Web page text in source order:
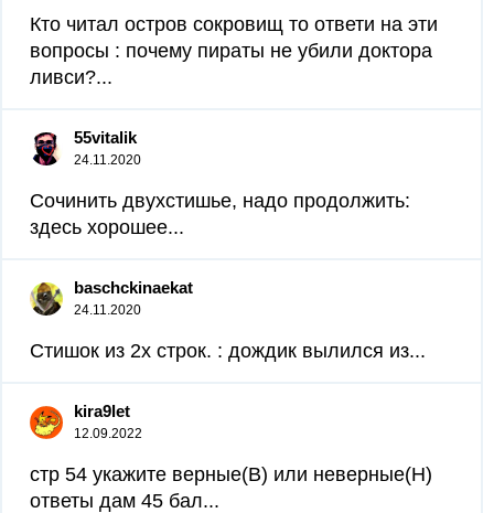
Кто читал остров сокровищ то ответи на эти
вопросы : почему пираты не убили доктора
ливси?...
55vitalik
24.11.2020
Сочинить двухстишье, надо продолжить:
здесь хорошее...
baschckinaekat
24.11.2020
Стишок из 2х строк. : дождик вылился из...
kira9let
12.09.2022
стр 54 укажите верные(В) или неверные(Н)
ответы дам 45 бал...